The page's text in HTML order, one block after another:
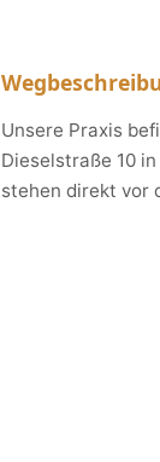
Unsere Praxis
Dieselstraße 10
stehen direkt vor